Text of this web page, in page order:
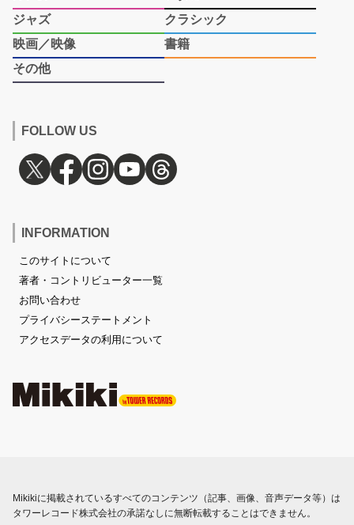
ジャズ
クラシック
映画／映像
書籍
その他
FOLLOW US
INFORMATION
このサイトについて
著者・コントリビューター一覧
お問い合わせ
プライバシーステートメント
アクセスデータの利用について
Mikikiに掲載されているすべてのコンテンツ（記事、画像、音声データ等）は
タワーレコード株式会社の承諾なしに無断転載することはできません。